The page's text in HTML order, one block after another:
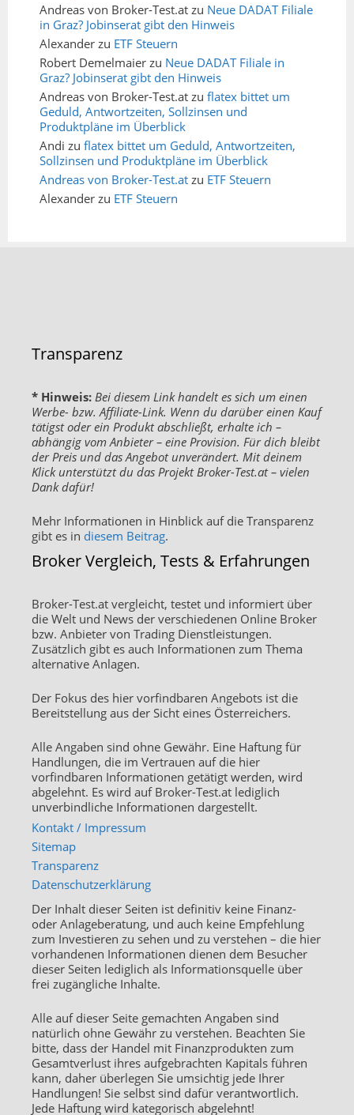
Andreas von Broker-Test.at zu Neue DADAT Filiale
in Graz? Jobinserat gibt den Hinweis
Alexander zu ETF Steuern
Robert Demelmaier zu Neue DADAT Filiale in
Graz? Jobinserat gibt den Hinweis
Andreas von Broker-Test.at zu flatex bittet um
Geduld, Antwortzeiten, Sollzinsen und
Produktpläne im Überblick
Andi zu flatex bittet um Geduld, Antwortzeiten,
Sollzinsen und Produktpläne im Überblick
Andreas von Broker-Test.at zu ETF Steuern
Alexander zu ETF Steuern
Transparenz
* Hinweis: Bei diesem Link handelt es sich um einen
Werbe- bzw. Affiliate-Link. Wenn du darüber einen Kauf
tätigst oder ein Produkt abschließt, erhalte ich –
abhängig vom Anbieter – eine Provision. Für dich bleibt
der Preis und das Angebot unverändert. Mit deinem
Klick unterstützt du das Projekt Broker-Test.at – vielen
Dank dafür!
Mehr Informationen in Hinblick auf die Transparenz
gibt es in diesem Beitrag.
Broker Vergleich, Tests & Erfahrungen
Broker-Test.at vergleicht, testet und informiert über
die Welt und News der verschiedenen Online Broker
bzw. Anbieter von Trading Dienstleistungen.
Zusätzlich gibt es auch Informationen zum Thema
alternative Anlagen.
Der Fokus des hier vorfindbaren Angebots ist die
Bereitstellung aus der Sicht eines Österreichers.
Alle Angaben sind ohne Gewähr. Eine Haftung für
Handlungen, die im Vertrauen auf die hier
vorfindbaren Informationen getätigt werden, wird
abgelehnt. Es wird auf Broker-Test.at lediglich
unverbindliche Informationen dargestellt.
Kontakt / Impressum
Sitemap
Transparenz
Datenschutzerklärung
Der Inhalt dieser Seiten ist definitiv keine Finanz-
oder Anlageberatung, und auch keine Empfehlung
zum Investieren zu sehen und zu verstehen – die hier
vorhandenen Informationen dienen dem Besucher
dieser Seiten lediglich als Informationsquelle über
frei zugängliche Inhalte.
Alle auf dieser Seite gemachten Angaben sind
natürlich ohne Gewähr zu verstehen. Beachten Sie
bitte, dass der Handel mit Finanzprodukten zum
Gesamtverlust ihres aufgebrachten Kapitals führen
kann, daher überlegen Sie umsichtig jede Ihrer
Handlungen! Sie selbst sind dafür verantwortlich.
Jede Haftung wird kategorisch abgelehnt!